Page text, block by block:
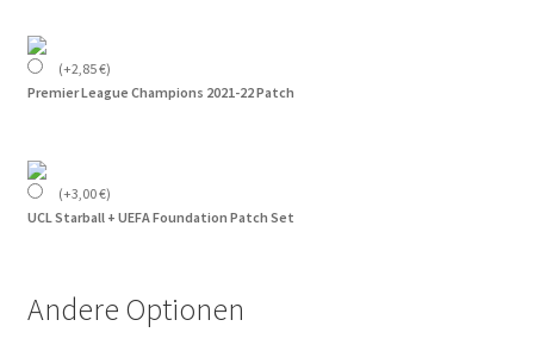
(+2,85€)
Premier League Champions 2021-22 Patch
(+3,00€)
UCL Starball + UEFA Foundation Patch Set
Andere Optionen